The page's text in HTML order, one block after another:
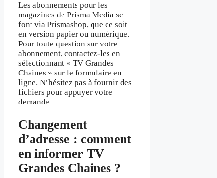
Les abonnements pour les
magazines de Prisma Media se
font via Prismashop, que ce soit
en version papier ou numérique.
Pour toute question sur votre
abonnement, contactez-les en
sélectionnant « TV Grandes
Chaines » sur le formulaire en
ligne. N’hésitez pas à fournir des
fichiers pour appuyer votre
demande.
Changement
d’adresse : comment
en informer TV
Grandes Chaines ?